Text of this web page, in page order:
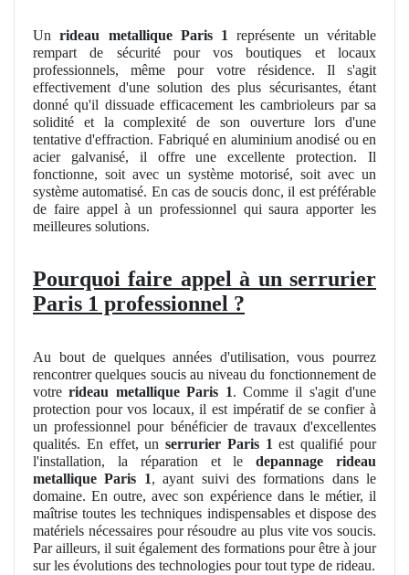
Unrideau metallique Paris 1représente un véritable
rempart de sécurité pour vos boutiques et locaux
professionnels, même pour votre résidence. Il s'agit
effectivement d'une solution des plus sécurisantes, étant
donné qu'il dissuade efficacement les cambrioleurs par sa
solidité et la complexité de son ouverture lors d'une
tentative d'effraction. Fabriqué en aluminium anodisé ou en
acier galvanisé, il offre une excellente protection. Il
fonctionne, soit avec un système motorisé, soit avec un
système automatisé. En cas de soucis donc, il est préférable
de faire appel à un professionnel qui saura apporter les
meilleures solutions.
Pourquoi faire appel à un serrurier
Paris 1 professionnel ?
Au bout de quelques années d'utilisation, vous pourrez
rencontrer quelques soucis au niveau du fonctionnement de
votrerideau metallique Paris 1. Comme il s'agit d'une
protection pour vos locaux, il est impératif de se confier à
un professionnel pour bénéficier de travaux d'excellentes
qualités. En effet, unserrurier Paris 1est qualifié pour
l'installation, la réparation et ledepannage rideau
metallique Paris 1, ayant suivi des formations dans le
domaine. En outre, avec son expérience dans le métier, il
maîtrise toutes les techniques indispensables et dispose des
matériels nécessaires pour résoudre au plus vite vos soucis.
Par ailleurs, il suit également des formations pour être à jour
sur les évolutions des technologies pour tout type de rideau.